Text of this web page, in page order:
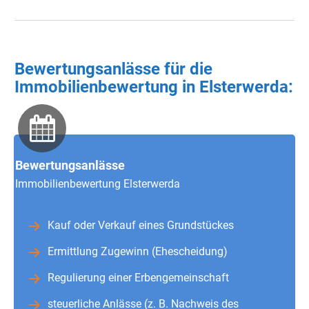
Bewertungsanlässe für die
Immobilienbewertung in Elsterwerda:
Bewertungsanlässe
Immobilienbewertung Elsterwerda
Kauf oder Verkauf eines Grundstückes
Ermittlung Zugewinn (Ehescheidung)
Regulierung einer Erbengemeinschaft
steuerliche Anlässe (z. B. Nachweis des